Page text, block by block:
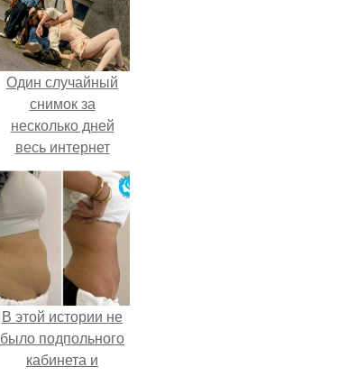
Один случайный
снимок за
несколько дней
весь интернет
облетел.
В этой истории не
было подпольного
кабинета и